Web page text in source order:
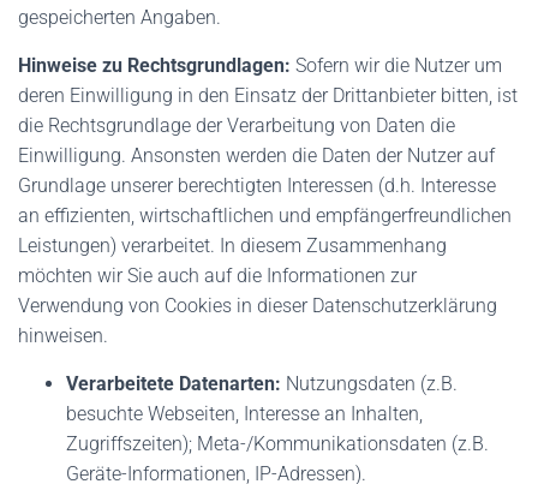
gespeicherten Angaben.
Hinweise zu Rechtsgrundlagen: Sofern wir die Nutzer um
deren Einwilligung in den Einsatz der Drittanbieter bitten, ist
die Rechtsgrundlage der Verarbeitung von Daten die
Einwilligung. Ansonsten werden die Daten der Nutzer auf
Grundlage unserer berechtigten Interessen (d.h. Interesse
an effizienten, wirtschaftlichen und empfängerfreundlichen
Leistungen) verarbeitet. In diesem Zusammenhang
möchten wir Sie auch auf die Informationen zur
Verwendung von Cookies in dieser Datenschutzerklärung
hinweisen.
Verarbeitete Datenarten: Nutzungsdaten (z.B.
besuchte Webseiten, Interesse an Inhalten,
Zugriffszeiten); Meta-/Kommunikationsdaten (z.B.
Geräte-Informationen, IP-Adressen).